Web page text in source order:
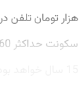
هزار تومان تلفن